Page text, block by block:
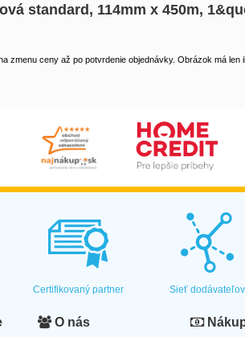
standard, 114mm x 450m,
zmenu ceny až po potvrdenie objednávky. Obrázok má len
Certifikovaný partner Sieť dodávateľov
O nás